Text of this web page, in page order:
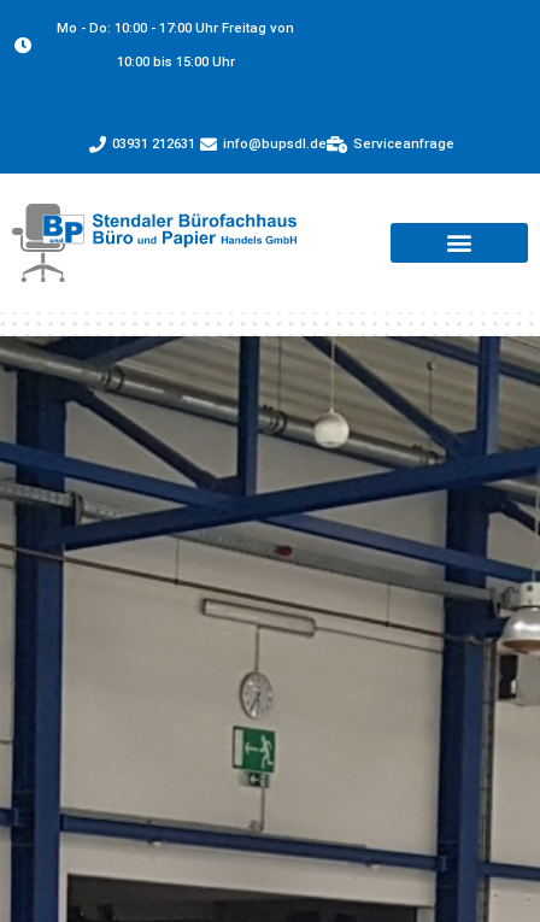
Mo - Do: 10:00 - 17:00 Uhr Freitag von
10:00 bis 15:00 Uhr
03931 212631 info@bupsdl.de Serviceanfrage